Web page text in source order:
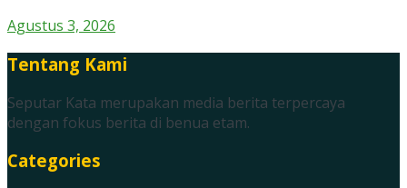
Agustus 3, 2026
Tentang Kami
Seputar Kata merupakan media berita terpercaya
dengan fokus berita di benua etam.
Categories